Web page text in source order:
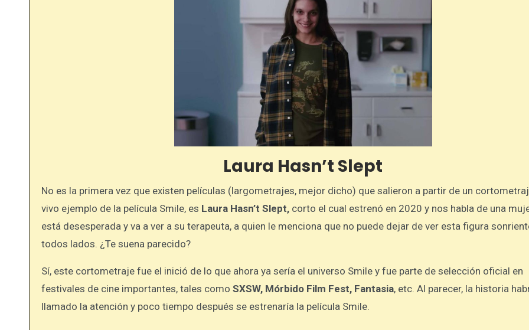
Laura Hasn’t Slept
No es la primera vez que existen películas (largometrajes, mejor dicho) que salieron a partir de un
vivo ejemplo de la película Smile, es Laura Hasn’t Slept, corto el cual estrenó en 2020 y nos habla de una
está desesperada y va a ver a su terapeuta, a quien le menciona que no puede dejar de ver esta figura
todos lados. ¿Te suena parecido?
Sí, este cortometraje fue el inició de lo que ahora ya sería el universo Smile y fue parte de selección oficial en
festivales de cine importantes, tales como SXSW, Mórbido Film Fest, Fantasia, etc. Al parecer, la historia
llamado la atención y poco tiempo después se estrenaría la película Smile.